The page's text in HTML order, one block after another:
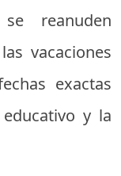
reanuden
vacaciones
exactas
y la